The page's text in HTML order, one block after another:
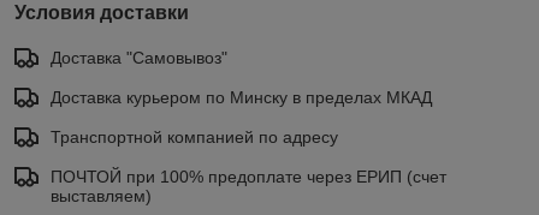
Условия доставки
Доставка "Самовывоз"
Доставка курьером по Минску в пределах МКАД
Транспортной компанией по адресу
ПОЧТОЙ при 100% предоплате через ЕРИП (счет
выставляем)